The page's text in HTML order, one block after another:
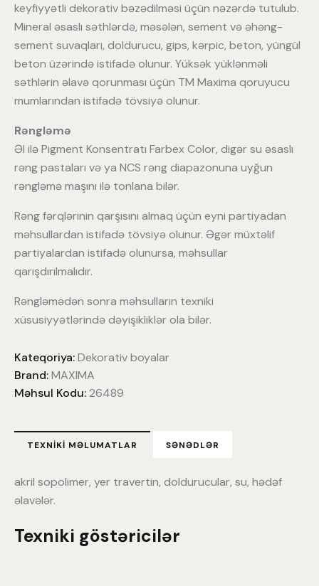
keyfiyyətli dekorativ bəzədilməsi üçün nəzərdə tutulub.
Mineral əsaslı səthlərdə, məsələn, sement və əhəng-
sement suvaqları, doldurucu, gips, kərpic, beton, yüngül
beton üzərində istifadə olunur. Yüksək yüklənməli
səthlərin əlavə qorunması üçün TM Maxima qoruyucu
mumlarından istifadə tövsiyə olunur.
Rəngləmə
Əl ilə Pigment Konsentratı Farbex Color, digər su əsaslı
rəng pastaları və ya NCS rəng diapazonuna uyğun
rəngləmə maşını ilə tonlana bilər.
Rəng fərqlərinin qarşısını almaq üçün eyni partiyadan
məhsullardan istifadə tövsiyə olunur. Əgər müxtəlif
partiyalardan istifadə olunursa, məhsullar
qarışdırılmalıdır.
Rəngləmədən sonra məhsulların texniki
xüsusiyyətlərində dəyişikliklər ola bilər.
Kateqoriya:Dekorativ boyalar
Brand:MAXIMA
Məhsul Kodu:26489
TEXNIKI MƏLUMATLAR SƏNƏDLƏR
akril sopolimer, yer travertin, doldurucular, su, hədəf
əlavələr.
Texniki göstəricilər